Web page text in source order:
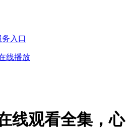
线播放
线观看全集，心